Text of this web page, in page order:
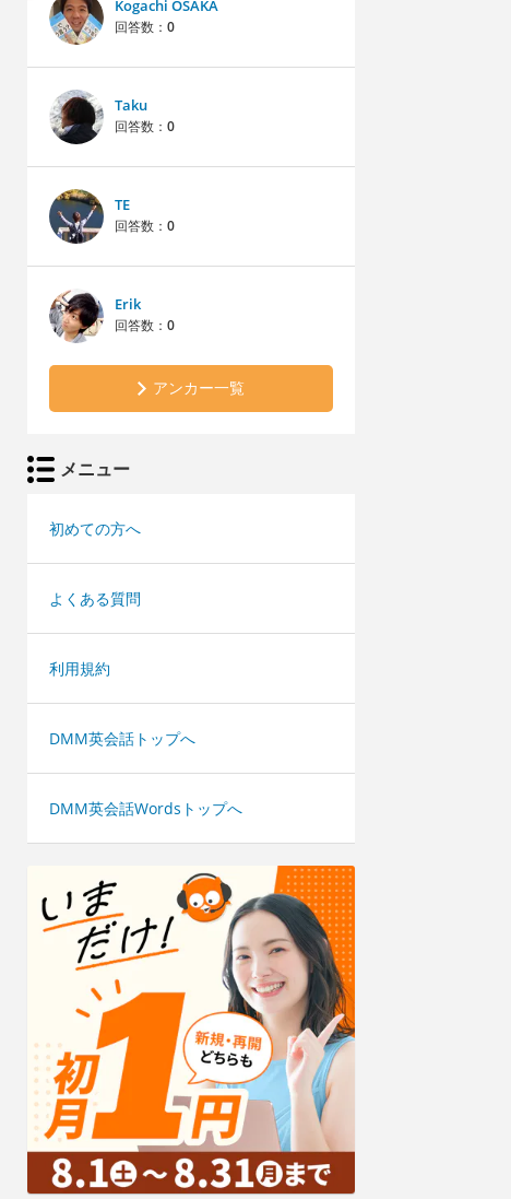
Kogachi OSAKA
回答数： 0
Taku
回答数： 0
TE
回答数： 0
Erik
回答数： 0
アンカー一覧
メニュー
初めての方へ
よくある質問
利用規約
DMM英会話トップへ
DMM英会話Wordsトップへ